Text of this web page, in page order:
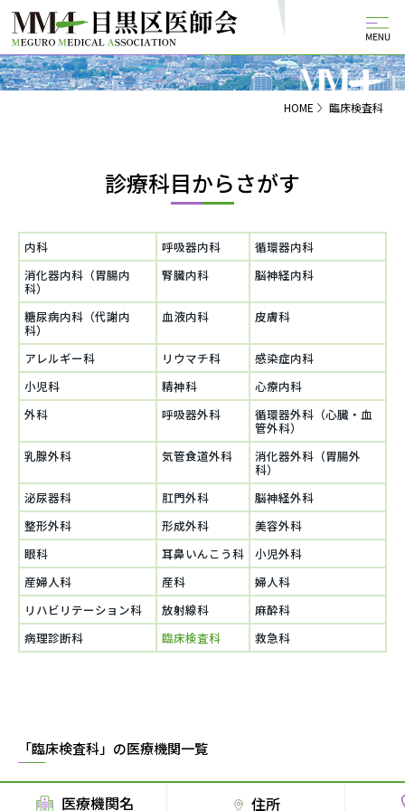
HOME 臨床検査科
診療科目からさがす
内科 呼吸器内科
循環器内科
消化器内科（胃腸内
科）
腎臓内科 脳神経内科
糖尿病内科（代謝内
科）
血液内科 皮膚科
アレルギー科 リウマチ科
感染症内科
小児科
精神科
心療内科
外科
呼吸器外科 循環器外科（心臓・血
管外科）
乳腺外科
気管食道外科 消化器外科（胃腸外
科）
泌尿器科
肛門外科
脳神経外科
整形外科
形成外科
美容外科
眼科
耳鼻いんこう科
小児外科
産婦人科
産科
婦人科
リハビリテーション科
放射線科
麻酔科
病理診断科
臨床検査科 救急科
「臨床検査科」の医療機関一覧
医療機関名 住所